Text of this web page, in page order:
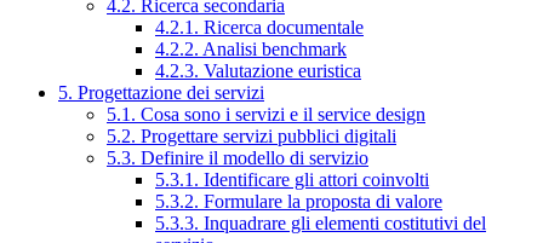
4.2. Ricerca secondaria
4.2.1. Ricerca documentale
4.2.2. Analisi benchmark
4.2.3. Valutazione euristica
5. Progettazione dei servizi
5.1. Cosa sono i servizi e il service design
5.2. Progettare servizi pubblici digitali
5.3. Definire il modello di servizio
5.3.1. Identificare gli attori coinvolti
5.3.2. Formulare la proposta di valore
5.3.3. Inquadrare gli elementi costitutivi del